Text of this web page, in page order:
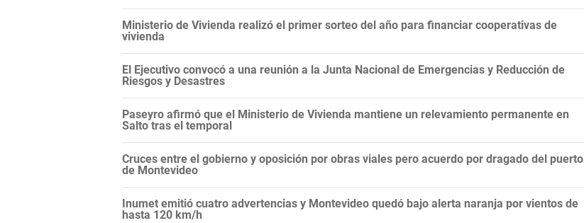
Ministerio de Vivienda realizó el primer sorteo del año para financiar cooperativas de
vivienda
El Ejecutivo convocó a una reunión a la Junta Nacional de Emergencias y Reducción de
Riesgos y Desastres
Paseyro afirmó que el Ministerio de Vivienda mantiene un relevamiento permanente en
Salto tras el temporal
Cruces entre el gobierno y oposición por obras viales pero acuerdo por dragado del puerto
de Montevideo
Inumet emitió cuatro advertencias y Montevideo quedó bajo alerta naranja por vientos de
hasta 120 km/h